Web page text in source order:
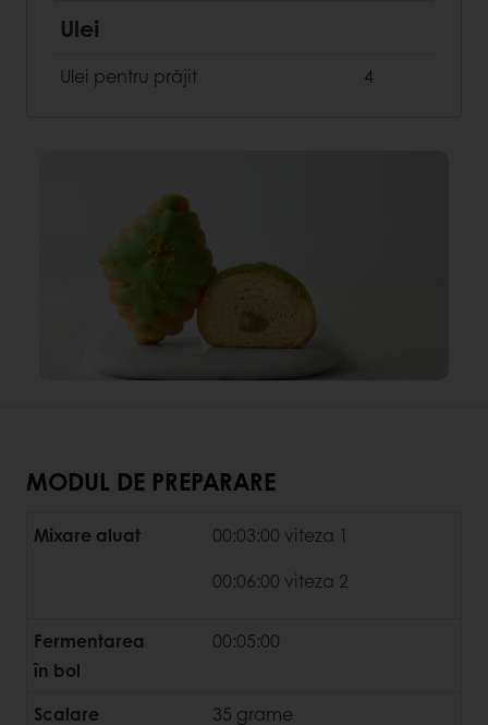
Ulei
Ulei pentru prăjit 4
MODUL DE PREPARARE
Mixare aluat
00:03:00 viteza 1
00:06:00 viteza 2
Fermentarea
în bol
00:05:00
Scalare
35 grame